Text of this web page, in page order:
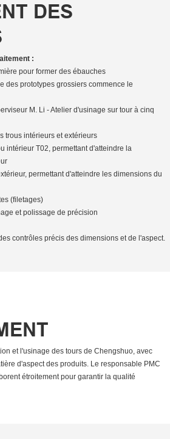
DES
:
pour former des ébauches
des prototypes grossiers commence le
M. Li - Atelier d'usinage sur tour à cinq
trous intérieurs et extérieurs
intérieur T02, permettant d'atteindre la
permettant d'atteindre les dimensions du
(filetages)
et polissage de précision
contrôles précis des dimensions et de l'aspect.
et l'usinage des tours de Chengshuo, avec
d'aspect des produits. Le responsable PMC
étroitement pour garantir la qualité